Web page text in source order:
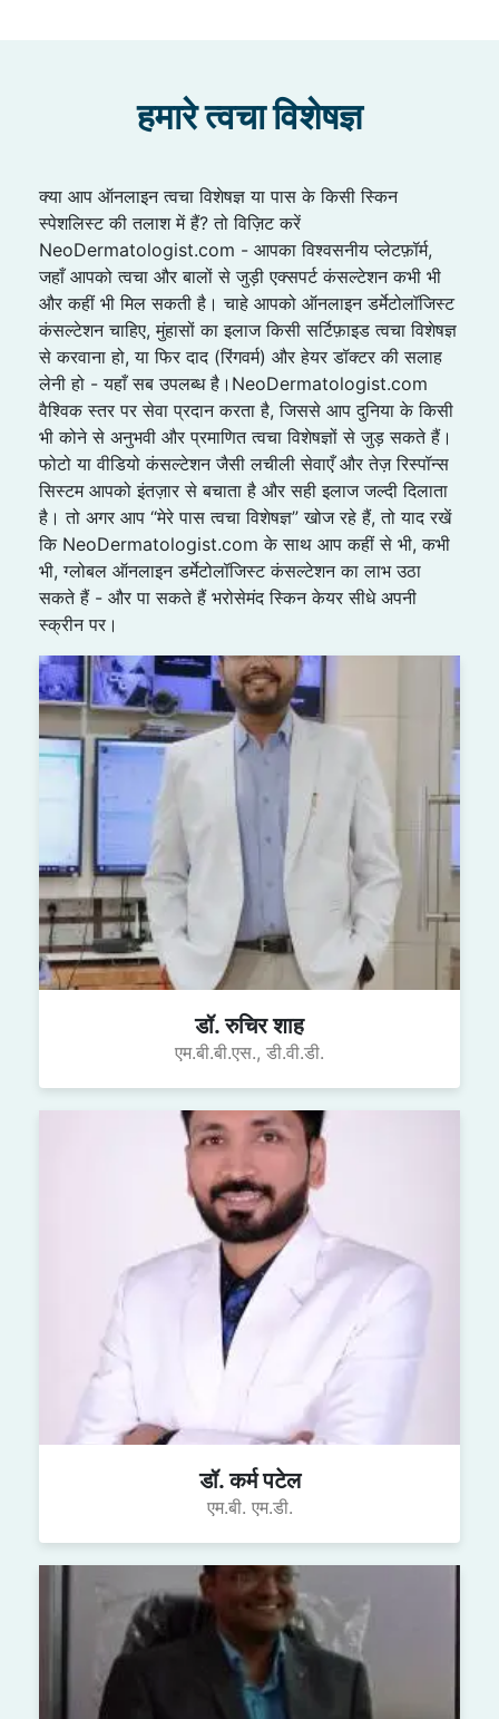
हमारे त्वचा विशेषज्ञ
क्या आप ऑनलाइन त्वचा विशेषज्ञ या पास के किसी स्किन
स्पेशलिस्ट की तलाश में हैं? तो विज़िट करें
NeoDermatologist.com - आपका विश्वसनीय प्लेटफ़ॉर्म,
जहाँ आपको त्वचा और बालों से जुड़ी एक्सपर्ट कंसल्टेशन कभी भी
और कहीं भी मिल सकती है। चाहे आपको ऑनलाइन डर्मेटोलॉजिस्ट
कंसल्टेशन चाहिए, मुंहासों का इलाज किसी सर्टिफ़ाइड त्वचा विशेषज्ञ
से करवाना हो, या फिर दाद (रिंगवर्म) और हेयर डॉक्टर की सलाह
लेनी हो - यहाँ सब उपलब्ध है।NeoDermatologist.com
वैश्विक स्तर पर सेवा प्रदान करता है, जिससे आप दुनिया के किसी
भी कोने से अनुभवी और प्रमाणित त्वचा विशेषज्ञों से जुड़ सकते हैं।
फोटो या वीडियो कंसल्टेशन जैसी लचीली सेवाएँ और तेज़ रिस्पॉन्स
सिस्टम आपको इंतज़ार से बचाता है और सही इलाज जल्दी दिलाता
है। तो अगर आप “मेरे पास त्वचा विशेषज्ञ” खोज रहे हैं, तो याद रखें
कि NeoDermatologist.com के साथ आप कहीं से भी, कभी
भी, ग्लोबल ऑनलाइन डर्मेटोलॉजिस्ट कंसल्टेशन का लाभ उठा
सकते हैं - और पा सकते हैं भरोसेमंद स्किन केयर सीधे अपनी
स्क्रीन पर।
डॉ. रुचिर शाह
एम.बी.बी.एस., डी.वी.डी.
डॉ. कर्म पटेल
एम.बी. एम.डी.